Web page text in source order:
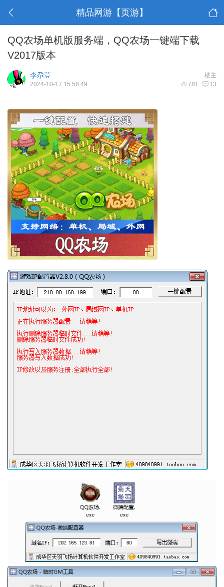
精品网游【页游】
QQ农场单机版服务端，QQ农场一键端下载
V2017版本
楼主
李尕荳
781 13
2024-10-17 15:58:49